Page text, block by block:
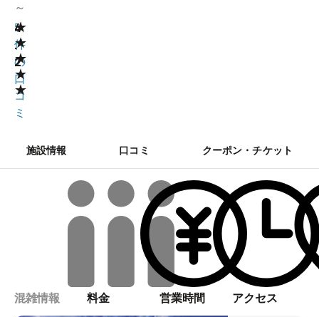
～
★
★
★
★
★
4
.
2
5
件
の
口
コ
ミ
施設情報 口コミ クーポン・チケット
混雑情報 料金 営業時間 アクセス